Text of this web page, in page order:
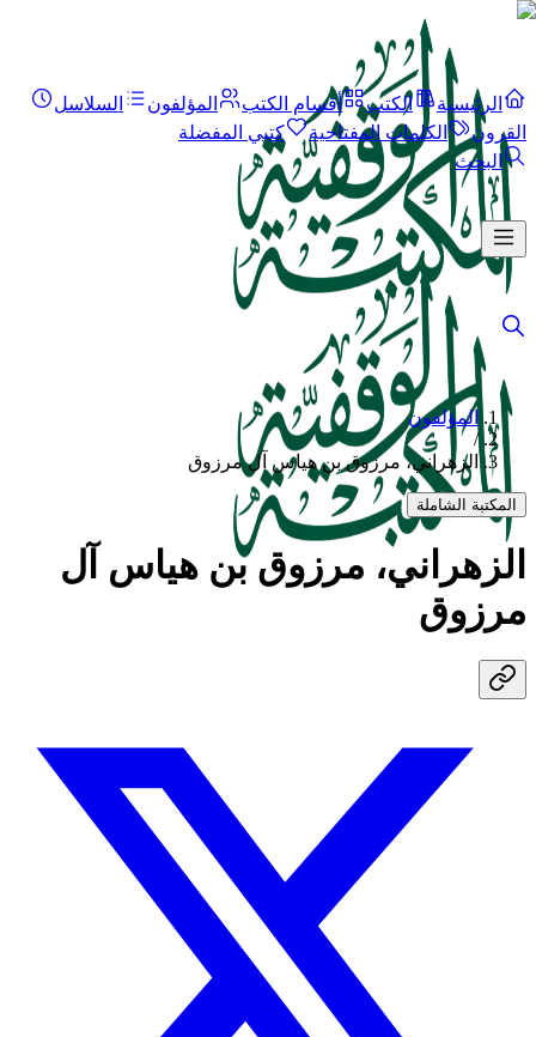
الرئيسية الكتب أقسام الكتب المؤلفون
السلاسل
القرون
الكلمات المفتاحية
كتبي المفضلة
البحث
المؤلفون
/
الزهراني، مرزوق بن هياس آل مرزوق
المكتبة الشاملة
الزهراني، مرزوق بن هياس آل
مرزوق